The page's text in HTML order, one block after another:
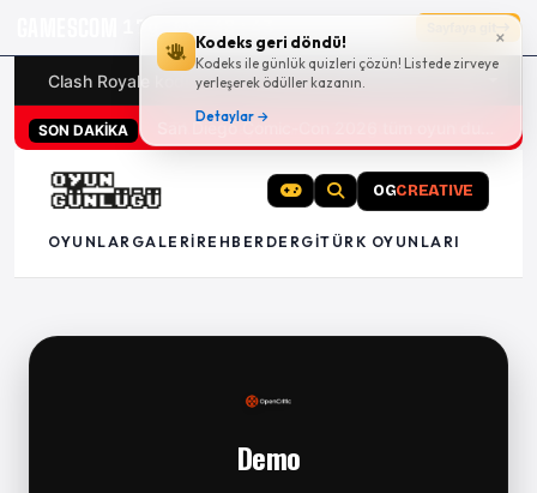
×
Kodeks geri döndü!
Kodeks ile günlük quizleri çözün! Listede zirveye
yerleşerek ödüller kazanın.
Detaylar →
17g 08:48:42
Clash Royale kodları Türk oyunları (PC ve konsollar) -
SON DAKİKA
OGCREATIVE
OYUNLAR GALERI REHBER DERGITÜRK OYUNLARI
Demo